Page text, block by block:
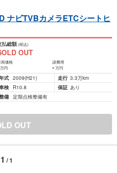
ナビTVBカメラETCシートヒ
払総額(税込)
OUT
両価格
万円
諸費用
- 万円
式 2009(H21) 走行 3.3万km
検
R10.8 保証 あり
備 定期点検整備有
OUT
1 / 1